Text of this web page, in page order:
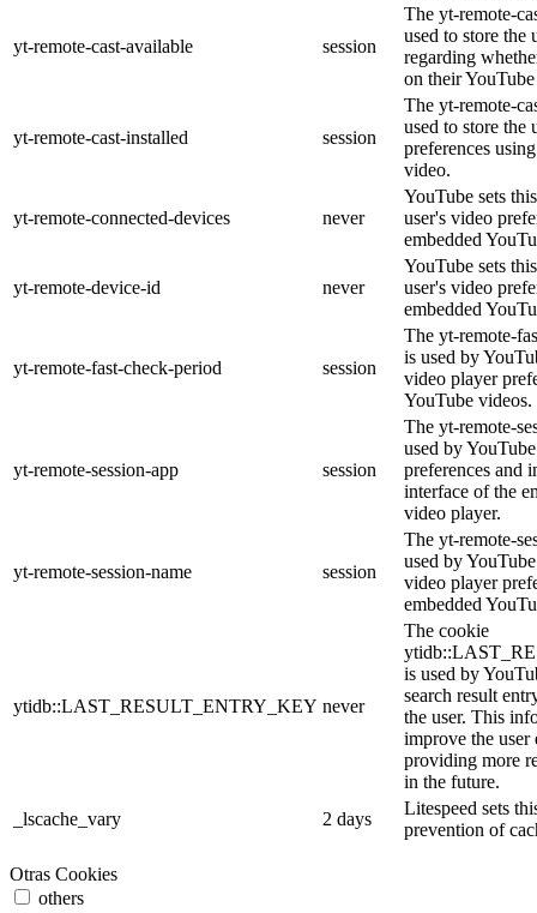
yt-remote-cast-available session
The yt-remote-
used to store the
regarding
on their
yt-remote-cast-installed session
The yt-remote-
used to store the
preferences
video.
yt-remote-connected-devices never
YouTube sets
user's video
embedded
yt-remote-device-id never
YouTube sets
user's video
embedded
yt-remote-fast-check-period session
The yt-remote-
is used by
video player
YouTube videos.
yt-remote-session-app session
The yt-remote-
used by
preferences and
interface of the
video player.
yt-remote-session-name session
The yt-remote-
used by
video player
embedded
ytidb::LAST_RESULT_ENTRY_KEY never
The cookie
is used by
search result
the user. This
improve the user
providing more
in the future.
_lscache_vary
2 days
Litespeed sets
prevention of
Otras Cookies
others